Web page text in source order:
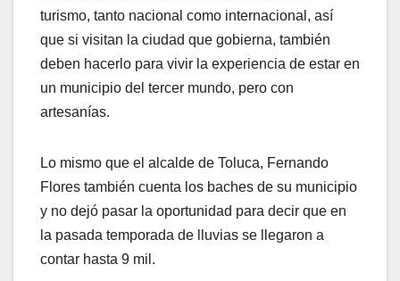
turismo, tanto nacional como internacional, así
que si visitan la ciudad que gobierna, también
deben hacerlo para vivir la experiencia de estar en
un municipio del tercer mundo, pero con
artesanías.
Lo mismo que el alcalde de Toluca, Fernando
Flores también cuenta los baches de su municipio
y no dejó pasar la oportunidad para decir que en
la pasada temporada de lluvias se llegaron a
contar hasta 9 mil.